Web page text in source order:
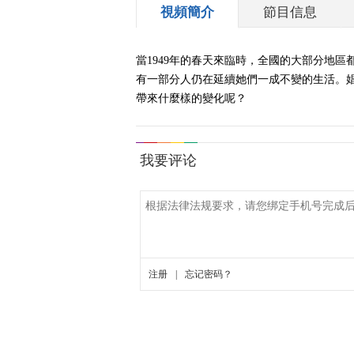
視頻簡介 節目信息
當1949年的春天來臨時，全國的大部分地
有一部分人仍在延續她們一成不變的生活。
帶來什麼樣的變化呢？